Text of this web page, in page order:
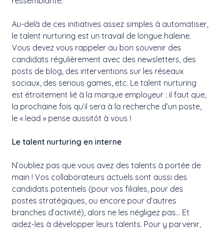
Au-delà de ces initiatives assez simples à automatiser,
le talent nurturing est un travail de longue haleine.
Vous devez vous rappeler au bon souvenir des
candidats régulièrement avec des newsletters, des
posts de blog, des interventions sur les réseaux
sociaux, des serious games, etc. Le talent nurturing
est étroitement lié à la marque employeur : il faut que,
la prochaine fois qu’il sera à la recherche d’un poste,
le « lead » pense aussitôt à vous !
Le talent nurturing en interne
N’oubliez pas que vous avez des talents à portée de
main ! Vos collaborateurs actuels sont aussi des
candidats potentiels (pour vos filiales, pour des
postes stratégiques, ou encore pour d’autres
branches d’activité), alors ne les négligez pas… Et
aidez-les à développer leurs talents. Pour y parvenir,